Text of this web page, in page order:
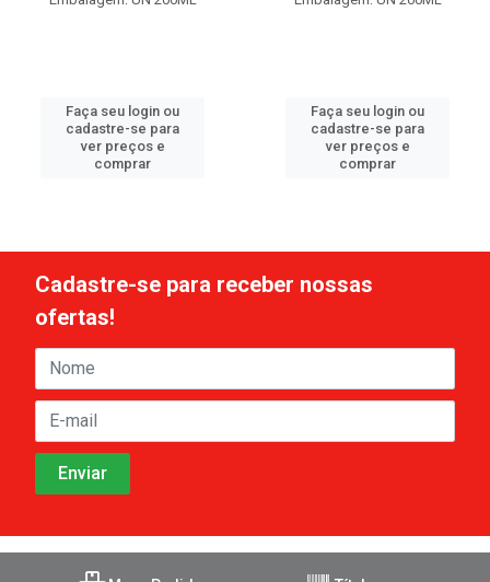
Faça seu login ou
cadastre-se para
ver preços e
comprar
Faça seu login ou
cadastre-se para
ver preços e
comprar
Cadastre-se para receber nossas
ofertas!